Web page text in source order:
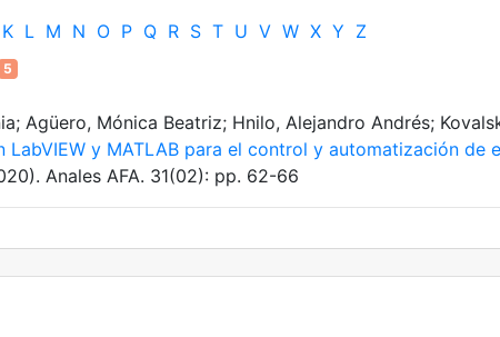
K L M N O P Q R S T U V W X Y Z
5
Agüero, Mónica Beatriz; Hnilo, Alejandro Andrés;
LabVIEW y MATLAB para el control y automatización de
Anales AFA. 31(02): pp. 62-66